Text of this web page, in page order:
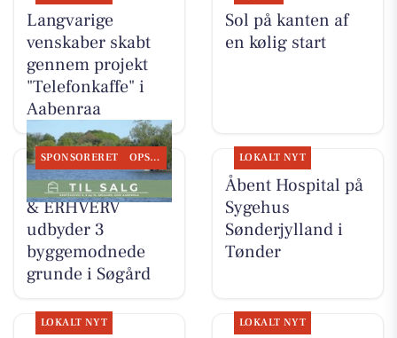
Langvarige
venskaber skabt
gennem projekt
"Telefonkaffe" i
Aabenraa
Sol på kanten af
en kølig start
SPONSORERET OPSLAGSTAVLEN
EJENHOLM BOLIG
& ERHVERV
udbyder 3
byggemodnede
grunde i Søgård
LOKALT NYT
Åbent Hospital på
Sygehus
Sønderjylland i
Tønder
LOKALT NYT LOKALT NYT